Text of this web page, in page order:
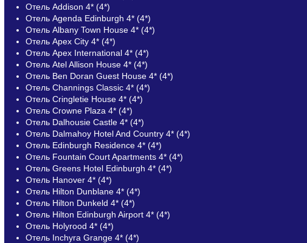
Отель Addison 4* (4*)
Отель Agenda Edinburgh 4* (4*)
Отель Albany Town House 4* (4*)
Отель Apex City 4* (4*)
Отель Apex International 4* (4*)
Отель Atel Allison House 4* (4*)
Отель Ben Doran Guest House 4* (4*)
Отель Channings Classic 4* (4*)
Отель Cringletie House 4* (4*)
Отель Crowne Plaza 4* (4*)
Отель Dalhousie Castle 4* (4*)
Отель Dalmahoy Hotel And Country 4* (4*)
Отель Edinburgh Residence 4* (4*)
Отель Fountain Court Apartments 4* (4*)
Отель Greens Hotel Edinburgh 4* (4*)
Отель Hanover 4* (4*)
Отель Hilton Dunblane 4* (4*)
Отель Hilton Dunkeld 4* (4*)
Отель Hilton Edinburgh Airport 4* (4*)
Отель Holyrood 4* (4*)
Отель Inchyra Grange 4* (4*)